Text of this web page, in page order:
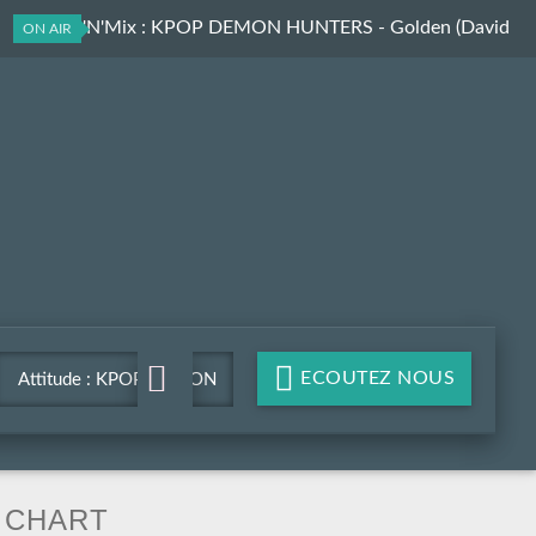
ON AIR
Groov R'N'Mix : KPOP DEMON HUNTERS - Golden (David
Attitude : KPOP DEMON
HUNTERS - Golden (David
ECOUTEZ NOUS
CHART